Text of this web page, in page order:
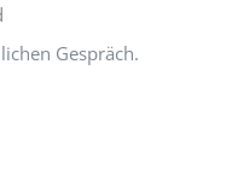
Gespräch.